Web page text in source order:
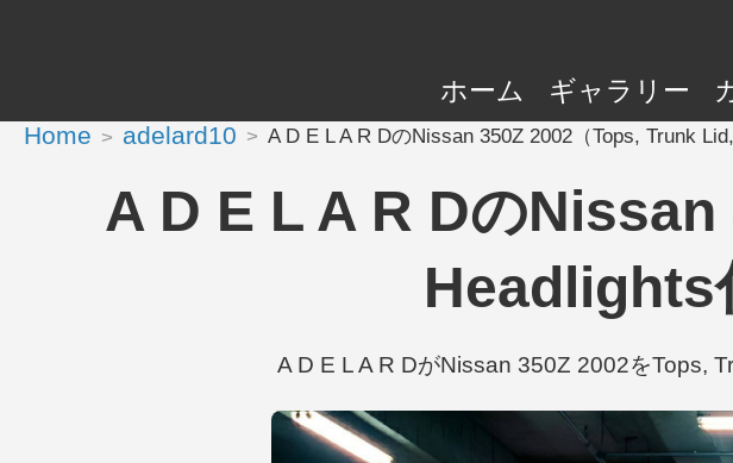
ホーム ギャラリー
Home adelard10 A D E L A R DのNissan 350Z 2002（Tops, Trunk
A D E L A R Dの
Headlights
A D E L A R DがNissan 350Z 2002をTops,